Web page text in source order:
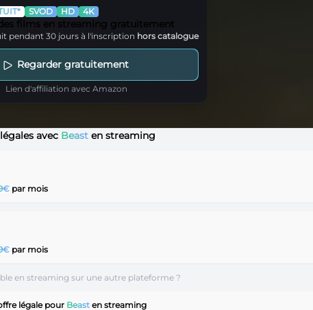
SVOD HD 4K
films en streaming gratuitement
pendant 30 jours à l'inscription hors catalogue
Regarder gratuitement
Lien d'affiliation avec Amazon
avec Beast en streaming
par mois
par mois
en streaming sur une autre plateforme ?
légale pour Beast en streaming